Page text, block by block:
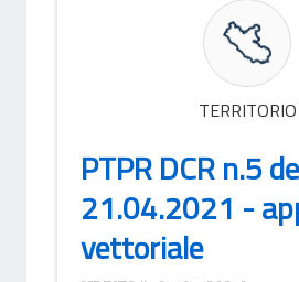
TERRITORIO
PTPR DCR n.5
21.04.2021 -
vettoriale